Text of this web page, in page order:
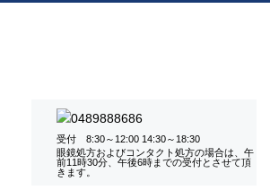
受付 8:30～12:00 14:30～18:30
眼鏡処方およびコンタクト処方の場合は、午
前11時30分、午後6時までの受付とさせて頂
きます。